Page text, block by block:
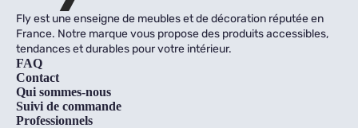
Fly est une enseigne de meubles et de décoration réputée en
France. Notre marque vous propose des produits accessibles,
tendances et durables pour votre intérieur.
FAQ
Contact
Qui sommes-nous
Suivi de commande
Professionnels